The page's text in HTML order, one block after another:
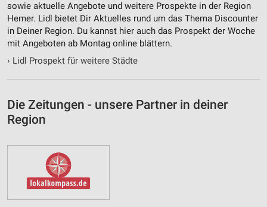
sowie aktuelle Angebote und weitere Prospekte in der Region
Hemer. Lidl bietet Dir Aktuelles rund um das Thema Discounter
in Deiner Region. Du kannst hier auch das Prospekt der Woche
mit Angeboten ab Montag online blättern.
› Lidl Prospekt für weitere Städte
Die Zeitungen - unsere Partner in deiner
Region